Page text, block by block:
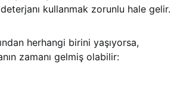
kullanmak zorunlu hale gelir.
herhangi birini yaşıyorsa,
zamanı gelmiş olabilir: